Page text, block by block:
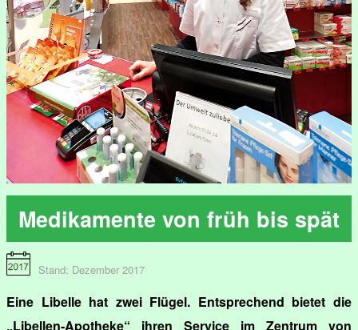
Medikamente von früh bis spät
Stand: Dezember 2017
Eine Libelle hat zwei Flügel. Entsprechend bietet die
„Libellen-Apotheke“ ihren Service im Zentrum von